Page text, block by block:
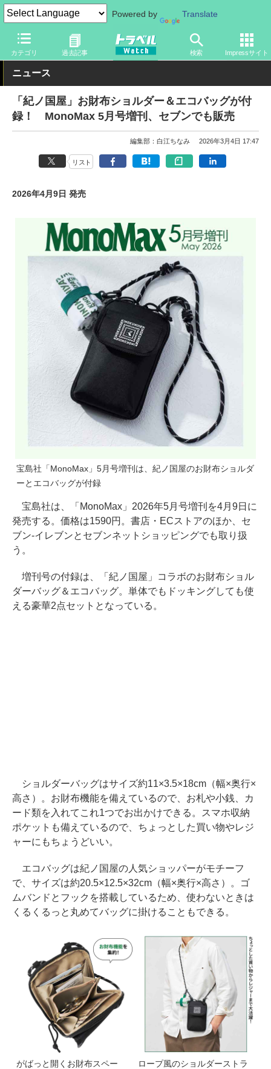
Powered by Translate
カテゴリ 過去記事 検索 Impressサイト
トラベル Watch 旅のアイテム 旅行グッズ バッグ
ニュース
「紀ノ国屋」お財布ショルダー＆エコバッグが付
録！ MonoMax 5月号増刊、セブンでも販売
編集部：白江ちなみ 2026年3月4日 17:47
リスト
2026年4月9日 発売
宝島社「MonoMax」5月号増刊は、紀ノ国屋のお財布ショルダ
ーとエコバッグが付録
宝島社は、「MonoMax」2026年5月号増刊を4月9日に
発売する。価格は1590円。書店・ECストアのほか、セ
ブン-イレブンとセブンネットショッピングでも取り扱
う。
増刊号の付録は、「紀ノ国屋」コラボのお財布ショル
ダーバッグ＆エコバッグ。単体でもドッキングしても使
える豪華2点セットとなっている。
ショルダーバッグはサイズ約11×3.5×18cm（幅×奥行×
高さ）。お財布機能を備えているので、お札や小銭、カ
ード類を入れてこれ1つでお出かけできる。スマホ収納
ポケットも備えているので、ちょっとした買い物やレジ
ャーにもちょうどいい。
エコバッグは紀ノ国屋の人気ショッパーがモチーフ
で、サイズは約20.5×12.5×32cm（幅×奥行×高さ）。ゴ
ムバンドとフックを搭載しているため、使わないときは
くるくるっと丸めてバッグに掛けることもできる。
がばっと開くお財布スペー
ロープ風のショルダーストラ